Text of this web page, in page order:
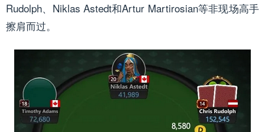
Rudolph、Niklas Astedt和Artur Martirosian等非现场高手
擦肩而过。